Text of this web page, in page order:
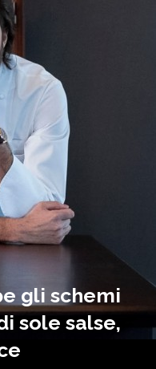
gli schemi
sole salse,